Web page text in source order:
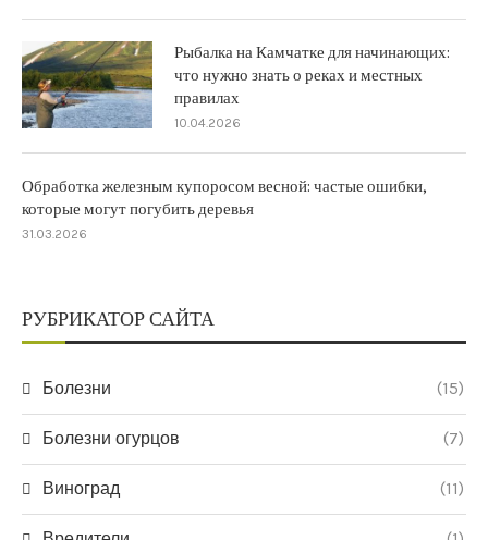
Рыбалка на Камчатке для начинающих:
что нужно знать о реках и местных
правилах
10.04.2026
Обработка железным купоросом весной: частые ошибки,
которые могут погубить деревья
31.03.2026
РУБРИКАТОР САЙТА
Болезни (15)
Болезни огурцов (7)
Виноград (11)